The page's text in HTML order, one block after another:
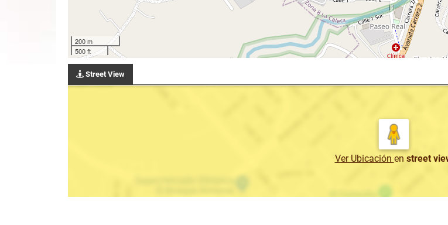
200 m
500 ft
Street View
Ver Ubicación en street